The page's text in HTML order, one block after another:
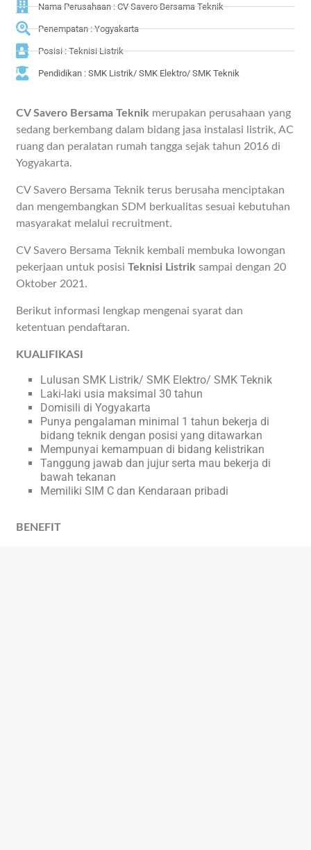
Nama Perusahaan : CV Savero Bersama Teknik
Penempatan : Yogyakarta
Posisi : Teknisi Listrik
Pendidikan : SMK Listrik/ SMK Elektro/ SMK Teknik
CV Savero Bersama Teknik merupakan perusahaan yang
sedang berkembang dalam bidang jasa instalasi listrik, AC
ruang dan peralatan rumah tangga sejak tahun 2016 di
Yogyakarta.
CV Savero Bersama Teknik terus berusaha menciptakan
dan mengembangkan SDM berkualitas sesuai kebutuhan
masyarakat melalui recruitment.
CV Savero Bersama Teknik kembali membuka lowongan
pekerjaan untuk posisiTeknisi Listriksampai dengan 20
Oktober 2021.
Berikut informasi lengkap mengenai syarat dan
ketentuan pendaftaran.
KUALIFIKASI
Lulusan SMK Listrik/ SMK Elektro/ SMK Teknik
Laki-laki usia maksimal 30 tahun
Domisili di Yogyakarta
Punya pengalaman minimal 1 tahun bekerja di
bidang teknik dengan posisi yang ditawarkan
Mempunyai kemampuan di bidang kelistrikan
Tanggung jawab dan jujur serta mau bekerja di
bawah tekanan
Memiliki SIM C dan Kendaraan pribadi
BENEFIT